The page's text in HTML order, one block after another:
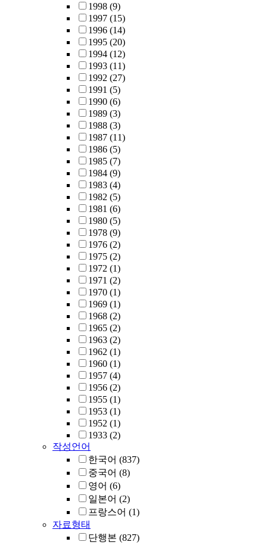
1998 (9)
1997 (15)
1996 (14)
1995 (20)
1994 (12)
1993 (11)
1992 (27)
1991 (5)
1990 (6)
1989 (3)
1988 (3)
1987 (11)
1986 (5)
1985 (7)
1984 (9)
1983 (4)
1982 (5)
1981 (6)
1980 (5)
1978 (9)
1976 (2)
1975 (2)
1972 (1)
1971 (2)
1970 (1)
1969 (1)
1968 (2)
1965 (2)
1963 (2)
1962 (1)
1960 (1)
1957 (4)
1956 (2)
1955 (1)
1953 (1)
1952 (1)
1933 (2)
작성언어
한국어 (837)
중국어 (8)
영어 (6)
일본어 (2)
프랑스어 (1)
자료형태
단행본 (827)